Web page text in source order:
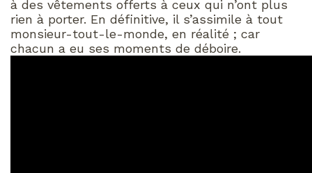
à des vêtements offerts à ceux qui n’ont plus
rien à porter. En définitive, il s’assimile à tout
monsieur-tout-le-monde, en réalité ; car
chacun a eu ses moments de déboire.